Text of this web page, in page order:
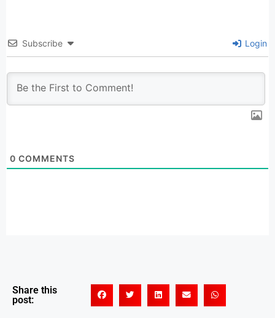
Subscribe Login
0 COMMENTS
Share this
post: